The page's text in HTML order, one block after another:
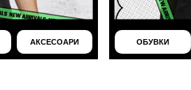
АКСЕСОАРИ ОБУВКИ